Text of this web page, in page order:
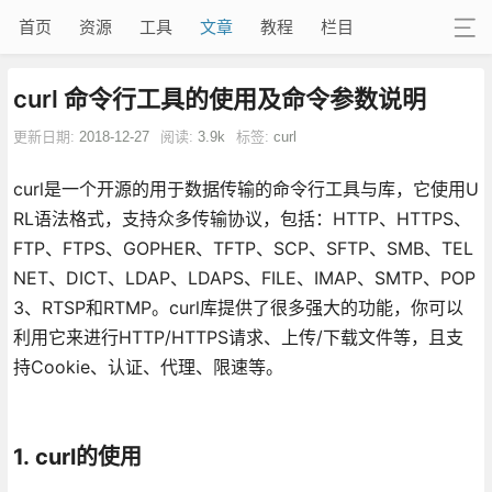
首页 资源 工具 文章 教程 栏目
curl 命令行工具的使用及命令参数说明
更新日期: 2018-12-27 阅读: 3.9k 标签: curl
curl是一个开源的用于数据传输的命令行工具与库，它使用U
RL语法格式，支持众多传输协议，包括：HTTP、HTTPS、
FTP、FTPS、GOPHER、TFTP、SCP、SFTP、SMB、TEL
NET、DICT、LDAP、LDAPS、FILE、IMAP、SMTP、POP
3、RTSP和RTMP。curl库提供了很多强大的功能，你可以
利用它来进行HTTP/HTTPS请求、上传/下载文件等，且支
持Cookie、认证、代理、限速等。
1. curl的使用